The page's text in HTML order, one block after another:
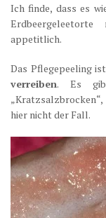
Ich finde, dass es
appetitlich.
Das Pflegepeeling ist
verreiben. Es
hier nicht der Fall.